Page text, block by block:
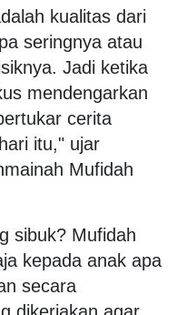
kualitas dari
seringnya atau
Jadi ketika
mendengarkan
cerita
itu," ujar
Mufidah
sibuk? Mufidah
kepada anak apa
secara